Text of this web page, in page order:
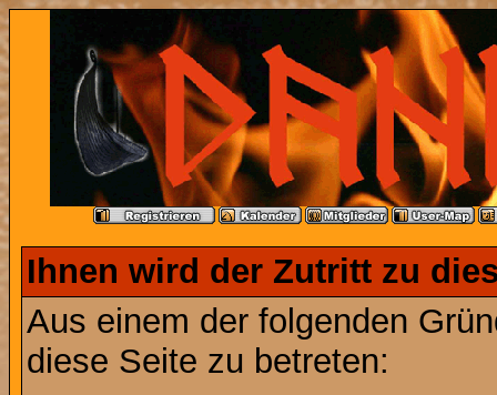
Ihnen wird der Zutritt zu
Aus einem der folgenden
diese Seite zu betreten: